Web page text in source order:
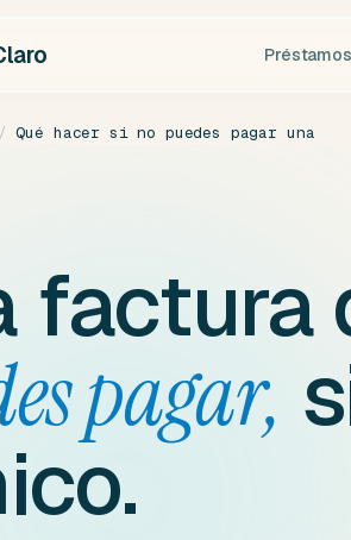
Préstamos
/ Qué hacer si no puedes pagar una
factura
pagar,